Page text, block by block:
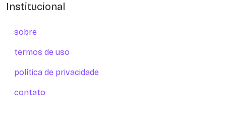
Institucional
sobre
termos de uso
política de privacidade
contato